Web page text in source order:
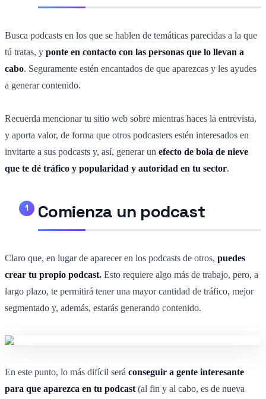
Busca podcasts en los que se hablen de temáticas parecidas a la que
tú tratas, y ponte en contacto con las personas que lo llevan a
cabo. Seguramente estén encantados de que aparezcas y les ayudes
a generar contenido.
Recuerda mencionar tu sitio web sobre mientras haces la entrevista,
y aporta valor, de forma que otros podcasters estén interesados en
invitarte a sus podcasts y, así, generar un efecto de bola de nieve
que te dé tráfico y popularidad y autoridad en tu sector.
Comienza un podcast
Claro que, en lugar de aparecer en los podcasts de otros, puedes
crear tu propio podcast. Esto requiere algo más de trabajo, pero, a
largo plazo, te permitirá tener una mayor cantidad de tráfico, mejor
segmentado y, además, estarás generando contenido.
En este punto, lo más difícil será conseguir a gente interesante
para que aparezca en tu podcast (al fin y al cabo, es de nueva